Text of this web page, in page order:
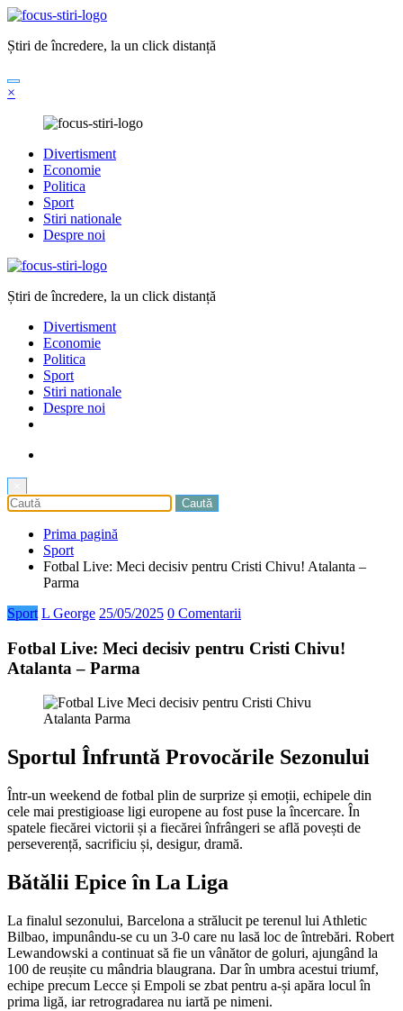
Sari
conținut
Știri de încredere, la un click distanță
×
Divertisment
Economie
Politica
Sport
Stiri nationale
Despre noi
Știri de încredere, la un click distanță
Divertisment
Economie
Politica
Sport
Stiri nationale
Despre noi
Prima pagină
Sport
Fotbal Live: Meci decisiv pentru Cristi Chivu! Atalanta –
Parma
Sport L George 25/05/2025 0 Comentarii
Fotbal Live: Meci decisiv pentru Cristi Chivu!
Atalanta – Parma
Sportul Înfruntă Provocările Sezonului
Într-un weekend de fotbal plin de surprize și emoții, echipele din
cele mai prestigioase ligi europene au fost puse la încercare. În
spatele fiecărei victorii și a fiecărei înfrângeri se află povești de
perseverență, sacrificiu și, desigur, dramă.
Bătălii Epice în La Liga
La finalul sezonului, Barcelona a strălucit pe terenul lui Athletic
Bilbao, impunându-se cu un 3-0 care nu lasă loc de întrebări. Robert
Lewandowski a continuat să fie un vânător de goluri, ajungând la
100 de reușite cu mândria blaugrana. Dar în umbra acestui triumf,
echipe precum Lecce și Empoli se zbat pentru a-și apăra locul în
prima ligă, iar retrogradarea nu iartă pe nimeni.